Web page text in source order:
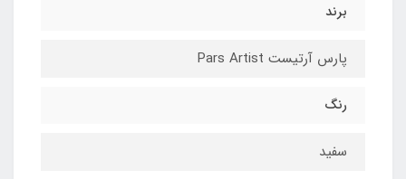
برند
پارس آرتیست Pars Artist
رنگ
سفید